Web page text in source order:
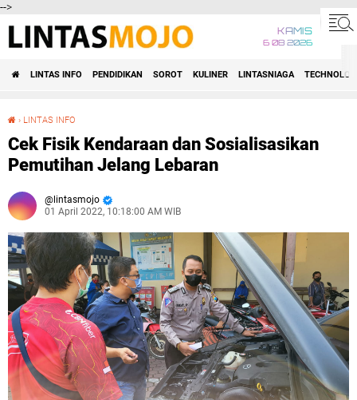
-->
KAMIS
6 08 2026
LINTAS INFO PENDIDIKAN SOROT KULINER LINTASNIAGA
› LINTAS INFO
Cek Fisik Kendaraan dan Sosialisasikan
Pemutihan Jelang Lebaran
lintasmojo
01 April 2022, 10:18:00 AM WIB